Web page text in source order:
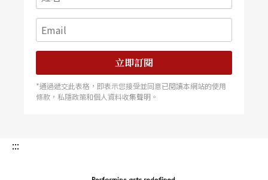
立即訂閱
*通過遞交此表格，即表示您接受並同意已閱讀本網站的使用
條款，私隱政策和個人資料收集聲明。
:::